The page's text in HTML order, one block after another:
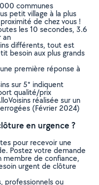
communes
petit village à la plus
de chez vous !
les 10 secondes, 3.6
an
différents, tout est
besoin aux plus grands
première réponse à
sur 5* indiquent
qualité/prix
réalisée sur un
(Février 2024)
en urgence ?
pour recevoir une
Postez votre demande
membre de confiance,
urgent de clôture
professionnels ou